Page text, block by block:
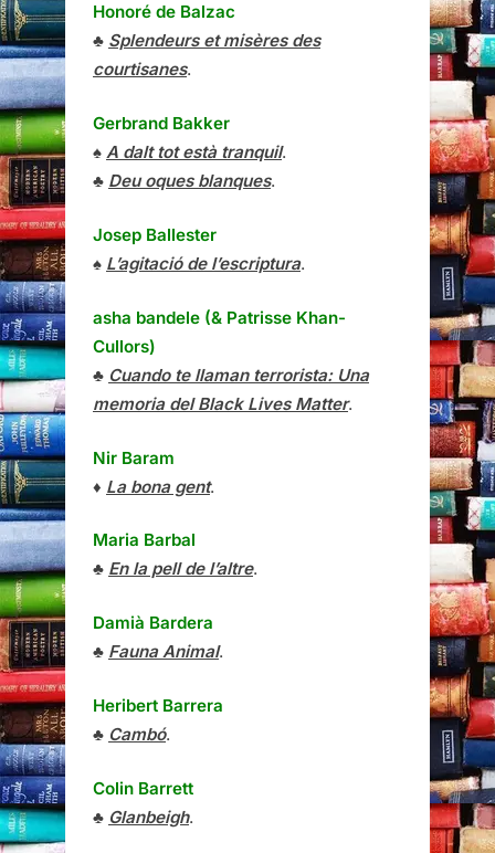
Honoré de Balzac
♣ Splendeurs et misères des
courtisanes.
Gerbrand Bakker
♠ A dalt tot està tranquil.
♣ Deu oques blanques.
Josep Ballester
♠ L’agitació de l’escriptura.
asha bandele (& Patrisse Khan-
Cullors)
♣ Cuando te llaman terrorista: Una
memoria del Black Lives Matter.
Nir Baram
♦ La bona gent.
Maria Barbal
♣ En la pell de l’altre.
Damià Bardera
♣ Fauna Animal.
Heribert Barrera
♣ Cambó.
Colin Barrett
♣ Glanbeigh.